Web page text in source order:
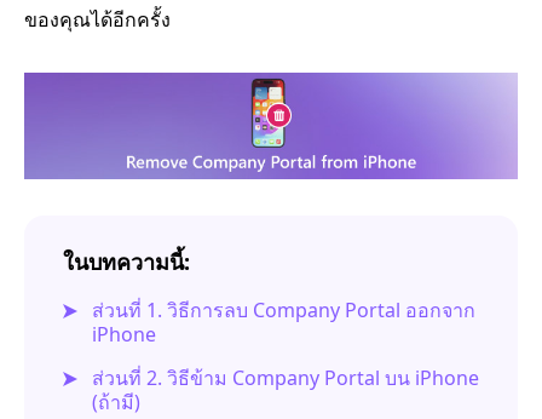
ของคุณได้อีกครั้ง
ในบทความนี้:
ส่วนที่ 1. วิธีการลบ Company Portal ออกจาก
iPhone
ส่วนที่ 2. วิธีข้าม Company Portal บน iPhone
(ถ้ามี)